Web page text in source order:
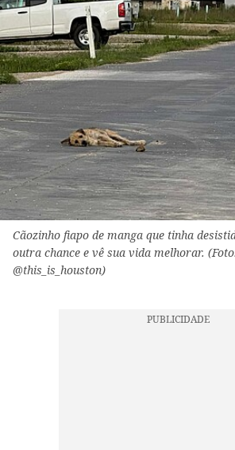
Cãozinho fiapo de manga que tinha
outra chance e vê sua vida melhorar.
@this_is_houston)